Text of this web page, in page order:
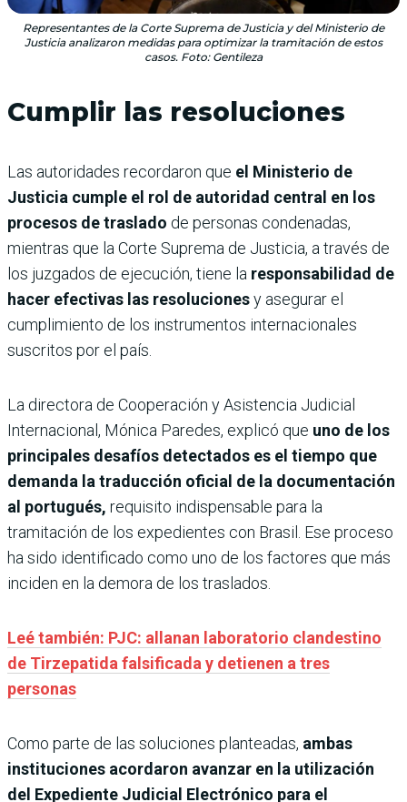
Representantes de la Corte Suprema de Justicia y del Ministerio de
Justicia analizaron medidas para optimizar la tramitación de estos
casos. Foto: Gentileza
Cumplir las resoluciones
Las autoridades recordaron que el Ministerio de
Justicia cumple el rol de autoridad central en los
procesos de traslado de personas condenadas,
mientras que la Corte Suprema de Justicia, a través de
los juzgados de ejecución, tiene la responsabilidad de
hacer efectivas las resolucionesy asegurar el
cumplimiento de los instrumentos internacionales
suscritos por el país.
La directora de Cooperación y Asistencia Judicial
Internacional, Mónica Paredes, explicó que uno de los
principales desafíos detectados es el tiempo que
demanda la traducción oficial de la documentación
al portugués, requisito indispensable para la
tramitación de los expedientes con Brasil. Ese proceso
ha sido identificado como uno de los factores que más
inciden en la demora de los traslados.
Leé también: PJC: allanan laboratorio clandestino
de Tirzepatida falsificada y detienen a tres
personas
Como parte de las soluciones planteadas, ambas
instituciones acordaron avanzar en la utilización
del Expediente Judicial Electrónico para el